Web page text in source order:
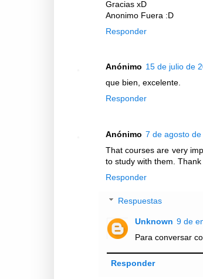
Gracias xD
Anonimo Fuera :D
Responder
Anónimo 15 de julio de
que bien, excelente.
Responder
Anónimo 7 de agosto de
That courses are very
to study with them.
Responder
Respuestas
Unknown 9 de
Para conversar
Responder